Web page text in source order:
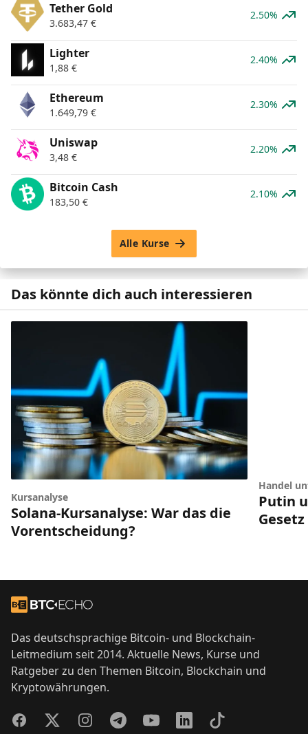
Tether Gold
3.683,47 €
2.50%
Lighter
1,88 €
2.40%
Ethereum
1.649,79 €
2.30%
Uniswap
3,48 €
2.20%
Bitcoin Cash
183,50 €
2.10%
Alle Kurse
Das könnte dich auch interessieren
Kursanalyse
Solana-Kursanalyse: War das die
Vorentscheidung?
Handel
Putin
Zur Startseite
Das deutschsprachige Bitcoin- und Blockchain-
Leitmedium seit 2014. Aktuelle News, Kurse und
Ratgeber zu den Themen Bitcoin, Blockchain und
Kryptowährungen.
FacebookTwitterInstagramTelegramYouTubeLinkedInTikTok